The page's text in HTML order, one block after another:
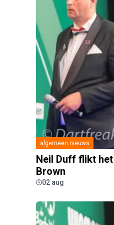
algemeen nieuws
Neil Duff flikt
Brown
02 aug